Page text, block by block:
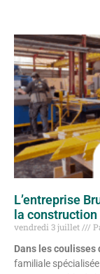
L’entreprise
la construction
vendredi 3 juillet
Dans les coulisses
familiale